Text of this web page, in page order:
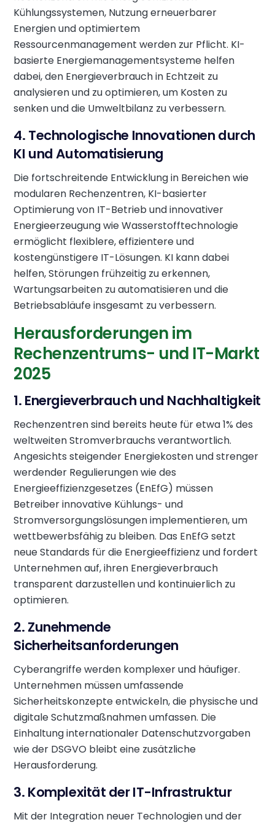
Kühlungssystemen, Nutzung erneuerbarer
Energien und optimiertem
Ressourcenmanagement werden zur Pflicht. KI-
basierte Energiemanagementsysteme helfen
dabei, den Energieverbrauch in Echtzeit zu
analysieren und zu optimieren, um Kosten zu
senken und die Umweltbilanz zu verbessern.
4. Technologische Innovationen durch
KI und Automatisierung
Die fortschreitende Entwicklung in Bereichen wie
modularen Rechenzentren, KI-basierter
Optimierung von IT-Betrieb und innovativer
Energieerzeugung wie Wasserstofftechnologie
ermöglicht flexiblere, effizientere und
kostengünstigere IT-Lösungen. KI kann dabei
helfen, Störungen frühzeitig zu erkennen,
Wartungsarbeiten zu automatisieren und die
Betriebsabläufe insgesamt zu verbessern.
Herausforderungen im
Rechenzentrums- und IT-Markt
2025
1. Energieverbrauch und Nachhaltigkeit
Rechenzentren sind bereits heute für etwa 1% des
weltweiten Stromverbrauchs verantwortlich.
Angesichts steigender Energiekosten und strenger
werdender Regulierungen wie des
Energieeffizienzgesetzes (EnEfG) müssen
Betreiber innovative Kühlungs- und
Stromversorgungslösungen implementieren, um
wettbewerbsfähig zu bleiben. Das EnEfG setzt
neue Standards für die Energieeffizienz und fordert
Unternehmen auf, ihren Energieverbrauch
transparent darzustellen und kontinuierlich zu
optimieren.
2. Zunehmende
Sicherheitsanforderungen
Cyberangriffe werden komplexer und häufiger.
Unternehmen müssen umfassende
Sicherheitskonzepte entwickeln, die physische und
digitale Schutzmaßnahmen umfassen. Die
Einhaltung internationaler Datenschutzvorgaben
wie der DSGVO bleibt eine zusätzliche
Herausforderung.
3. Komplexität der IT-Infrastruktur
Mit der Integration neuer Technologien und der